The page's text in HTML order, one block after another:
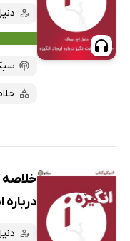
خلاصه
درباره